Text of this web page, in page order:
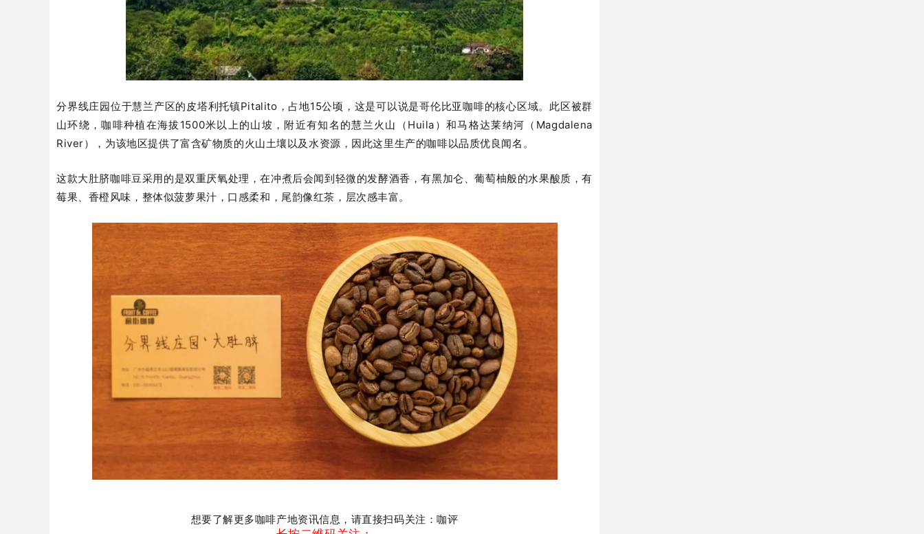
分界线庄园位于慧兰产区的皮塔利托镇Pitalito，占地15公顷，这是可以说是哥伦比亚咖啡的核心区域。此区被群
山环绕，咖啡种植在海拔1500米以上的山坡，附近有知名的慧兰火山（Huila）和马格达莱纳河（Magdalena
River），为该地区提供了富含矿物质的火山土壤以及水资源，因此这里生产的咖啡以品质优良闻名。
这款大肚脐咖啡豆采用的是双重厌氧处理，在冲煮后会闻到轻微的发酵酒香，有黑加仑、葡萄柚般的水果酸质，有
莓果、香橙风味，整体似菠萝果汁，口感柔和，尾韵像红茶，层次感丰富。
想要了解更多咖啡产地资讯信息，请直接扫码关注：咖评